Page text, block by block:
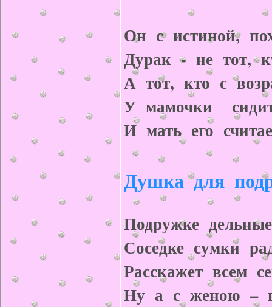
Он с истиной,
Дурак - не тот,
А тот, кто с
У мамочки
И мать его
Душка для
Подружке
Соседке сумки
Расскажет всем
Ну а с женою –